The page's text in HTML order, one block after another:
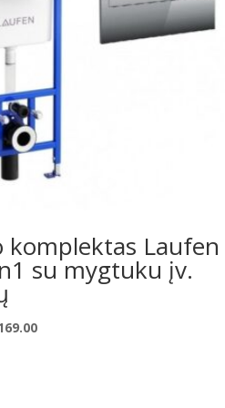
komplektas Laufen
su mygtuku įv.
Current